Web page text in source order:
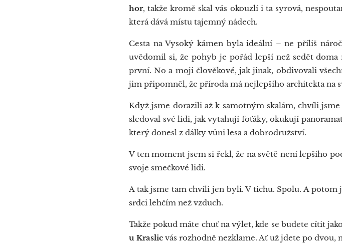
hor, takže kromě skal vás okouzlí i ta syrová,
která dává místu tajemný nádech.
Cesta na Vysoký kámen byla ideální – ne příliš
uvědomil si, že pohyb je pořád lepší než sedět doma
první. No a moji člověkové, jak jinak, obdivovali
jim připomněl, že příroda má nejlepšího architekta na
Když jsme dorazili až k samotným skalám, chvíli
sledoval své lidi, jak vytahují foťáky, okukují
který donesl z dálky vůni lesa a dobrodružství.
V ten moment jsem si řekl, že na světě není lepšího
svoje smečkové lidi.
A tak jsme tam chvíli jen byli. V tichu. Spolu. A
srdci lehčím než vzduch.
Takže pokud máte chuť na výlet, kde se budete cítit
u Kraslic vás rozhodně nezklame. Ať už jdete po dvou,